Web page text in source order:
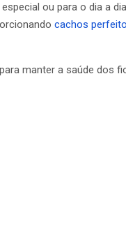
ou para o dia a
cachos
manter a saúde dos